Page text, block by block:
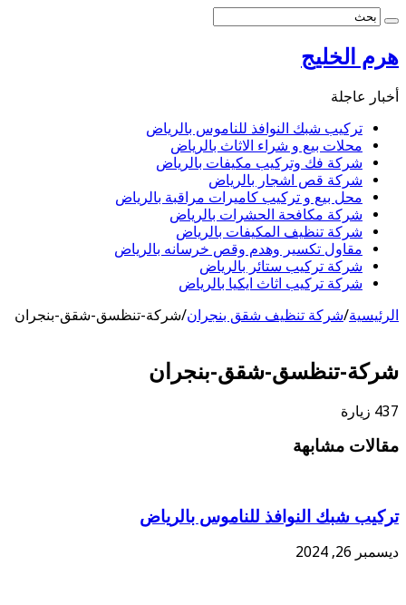
هرم الخليج
أخبار عاجلة
تركيب شبك النوافذ للناموس بالرياض
محلات بيع و شراء الاثاث بالرياض
شركة فك وتركيب مكيفات بالرياض
شركة قص اشجار بالرياض
محل بيع و تركيب كاميرات مراقبة بالرياض
شركة مكافحة الحشرات بالرياض
شركة تنظيف المكيفات بالرياض
مقاول تكسير وهدم وقص خرسانه بالرياض
شركة تركيب ستائر بالرياض
شركة تركيب اثاث ايكيا بالرياض
الرئيسية/شركة تنظيف شقق بنجران/شركة-تنظسق-شقق-بنجران
شركة-تنظسق-شقق-بنجران
437 زيارة
مقالات مشابهة
تركيب شبك النوافذ للناموس بالرياض
ديسمبر 26, 2024